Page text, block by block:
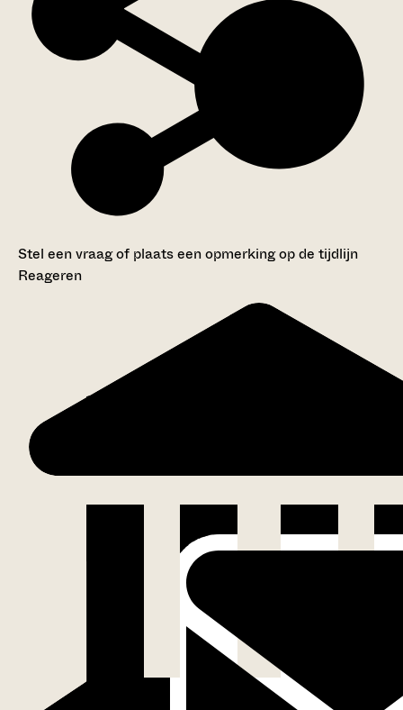
Stel een vraag of plaats een opmerking op de tijdlijn
Reageren